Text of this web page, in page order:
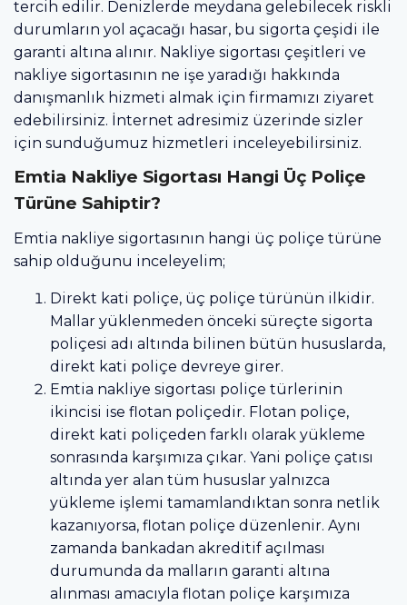
tercih edilir. Denizlerde meydana gelebilecek riskli
durumların yol açacağı hasar, bu sigorta çeşidi ile
garanti altına alınır. Nakliye sigortası çeşitleri ve
nakliye sigortasının ne işe yaradığı hakkında
danışmanlık hizmeti almak için firmamızı ziyaret
edebilirsiniz. İnternet adresimiz üzerinde sizler
için sunduğumuz hizmetleri inceleyebilirsiniz.
Emtia Nakliye Sigortası Hangi Üç Poliçe
Türüne Sahiptir?
Emtia nakliye sigortasının hangi üç poliçe türüne
sahip olduğunu inceleyelim;
Direkt kati poliçe, üç poliçe türünün ilkidir.
Mallar yüklenmeden önceki süreçte sigorta
poliçesi adı altında bilinen bütün hususlarda,
direkt kati poliçe devreye girer.
Emtia nakliye sigortası poliçe türlerinin
ikincisi ise flotan poliçedir. Flotan poliçe,
direkt kati poliçeden farklı olarak yükleme
sonrasında karşımıza çıkar. Yani poliçe çatısı
altında yer alan tüm hususlar yalnızca
yükleme işlemi tamamlandıktan sonra netlik
kazanıyorsa, flotan poliçe düzenlenir. Aynı
zamanda bankadan akreditif açılması
durumunda da malların garanti altına
alınması amacıyla flotan poliçe karşımıza